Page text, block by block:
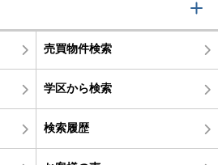
売買物件検索
学区から検索
検索履歴